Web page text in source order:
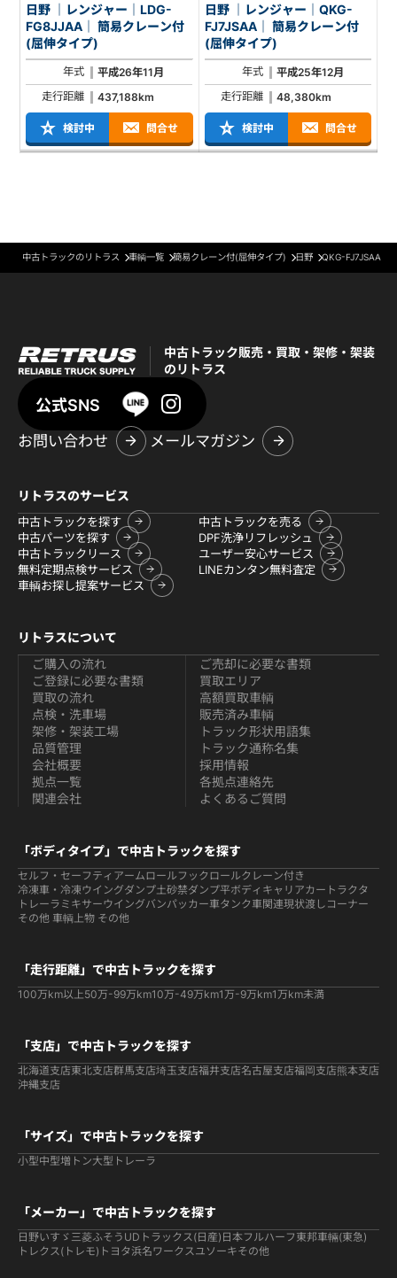
日野 ｜レンジャー｜LDG-
FG8JJAA｜ 簡易クレーン付
(屈伸タイプ)
年式
平成26年11月
走行距離
437,188km
検討中 問合せ
日野 ｜レンジャー｜QKG-
FJ7JSAA｜ 簡易クレーン付
(屈伸タイプ)
年式
平成25年12月
走行距離
48,380km
検討中 問合せ
中古トラックのリトラス 車輌一覧 簡易クレーン付(屈伸タイプ) 日野 QKG-FJ7JSAA
中古トラック販売・買取・架修・架装
のリトラス
公式SNS
お問い合わせ
メールマガジン
リトラスのサービス
中古トラックを探す
中古トラックを売る
中古パーツを探す
DPF洗浄リフレッシュ
中古トラックリース
ユーザー安心サービス
無料定期点検サービス
LINEカンタン無料査定
車輌お探し提案サービス
リトラスについて
ご購入の流れ
ご登録に必要な書類
買取の流れ
ご売却に必要な書類
買取エリア
高額買取車輌
点検・洗車場
架修・架装工場
品質管理
販売済み車輌
トラック形状用語集
トラック通称名集
会社概要
拠点一覧
関連会社
採用情報
各拠点連絡先
よくあるご質問
「ボディタイプ」で中古トラックを探す
セルフ・セーフティ アームロールフックロールクレーン付き
冷凍車・冷凍ウイングダンプ土砂禁ダンプ平ボディ キャリアカー トラクタ
トレーラ ミキサーウイングバンパッカー車タンク車関連現状渡しコーナー
その他 車輌上物 その他
「走行距離」で中古トラックを探す
100万km以上50万-99万km10万-49万km1万-9万km1万km未満
「支店」で中古トラックを探す
北海道支店東北支店群馬支店埼玉支店福井支店名古屋支店福岡支店熊本支店
沖縄支店
「サイズ」で中古トラックを探す
小型中型増トン大型 トレーラ
「メーカー」で中古トラックを探す
日野いすゞ 三菱ふそう UDトラックス(日産) 日本フルハーフ 東邦車輛(東急)
トレクス(トレモ) トヨタ浜名ワークスユソーキその他